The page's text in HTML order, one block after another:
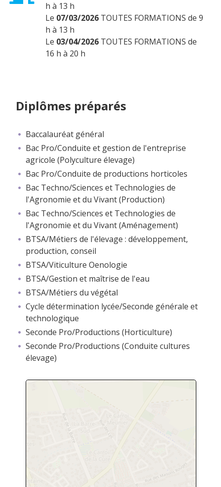
h à 13 h
Le 07/03/2026 TOUTES FORMATIONS de 9
h à 13 h
Le 03/04/2026 TOUTES FORMATIONS de
16 h à 20 h
Diplômes préparés
Baccalauréat général
Bac Pro/Conduite et gestion de l'entreprise
agricole (Polyculture élevage)
Bac Pro/Conduite de productions horticoles
Bac Techno/Sciences et Technologies de
l'Agronomie et du Vivant (Production)
Bac Techno/Sciences et Technologies de
l'Agronomie et du Vivant (Aménagement)
BTSA/Métiers de l'élevage : développement,
production, conseil
BTSA/Viticulture Oenologie
BTSA/Gestion et maîtrise de l'eau
BTSA/Métiers du végétal
Cycle détermination lycée/Seconde générale et
technologique
Seconde Pro/Productions (Horticulture)
Seconde Pro/Productions (Conduite cultures
élevage)